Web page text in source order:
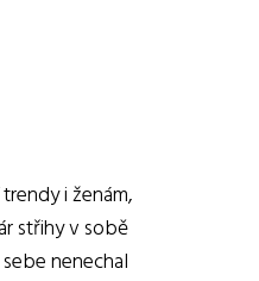
i ženám,
střihy v sobě
nenechal